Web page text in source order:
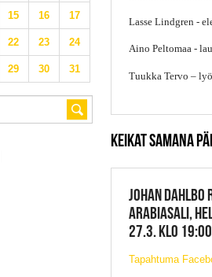
Lasse Lindgren -
Aino Peltomaa -
Tuukka Tervo –
KEIKAT SAMANA
JOHAN DAHLBO
ARABIASALI,
27.3. KLO 19:00
Tapahtuma
15 16 17
22 23 24
29 30 31